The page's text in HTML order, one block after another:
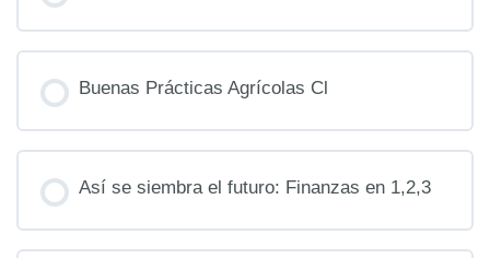
0% COMPLETO 0/0 pasos
Buenas Prácticas Agrícolas Cl
0% COMPLETO 0/0 pasos
Así se siembra el futuro: Finanzas en 1,2,3